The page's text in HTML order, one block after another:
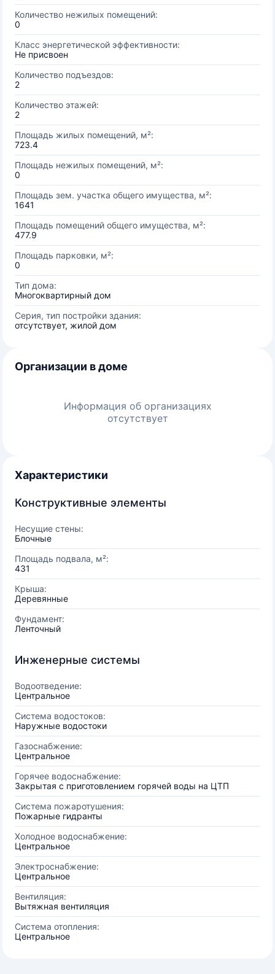
Количество нежилых помещений:
0
Класс энергетической эффективности:
Не присвоен
Количество подъездов:
2
Количество этажей:
2
Площадь жилых помещений, м²:
723.4
Площадь нежилых помещений, м²:
0
Площадь зем. участка общего имущества, м²:
1641
Площадь помещений общего имущества, м²:
477.9
Площадь парковки, м²:
0
Тип дома:
Многоквартирный дом
Серия, тип постройки здания:
отсутствует, жилой дом
Организации в доме
Информация об организациях
отсутствует
Характеристики
Конструктивные элементы
Несущие стены:
Блочные
Площадь подвала, м²:
431
Крыша:
Деревянные
Фундамент:
Ленточный
Инженерные системы
Водоотведение:
Центральное
Система водостоков:
Наружные водостоки
Газоснабжение:
Центральное
Горячее водоснабжение:
Закрытая с приготовлением горячей воды на ЦТП
Система пожаротушения:
Пожарные гидранты
Холодное водоснабжение:
Центральное
Электроснабжение:
Центральное
Вентиляция:
Вытяжная вентиляция
Система отопления:
Центральное